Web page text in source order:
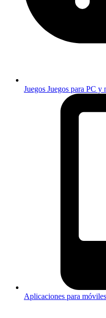
Juegos Juegos para PC y
Aplicaciones para móviles